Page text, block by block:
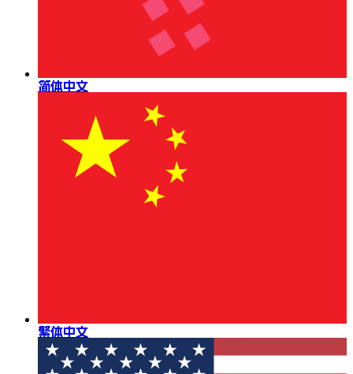
简体中文
繁体中文